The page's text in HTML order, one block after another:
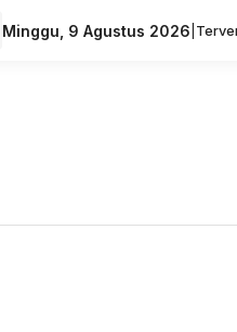
Minggu, 9 Agustus 2026